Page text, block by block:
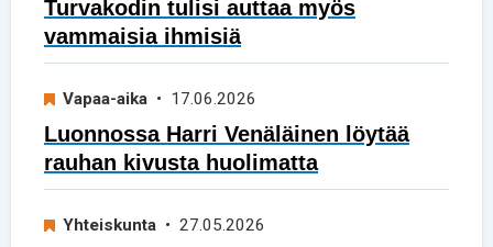
Turvakodin tulisi auttaa myös
vammaisia ihmisiä
Vapaa-aika • 17.06.2026
Luonnossa Harri Venäläinen löytää
rauhan kivusta huolimatta
Yhteiskunta • 27.05.2026